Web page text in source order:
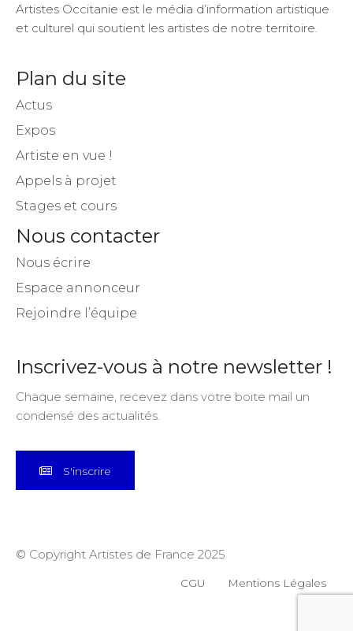
Artistes Occitanie est le média d’information artistique
et culturel qui soutient les artistes de notre territoire.
Plan du site
Actus
Expos
Artiste en vue !
Appels à projet
Stages et cours
Nous contacter
Nous écrire
Espace annonceur
Rejoindre l’équipe
Inscrivez-vous à notre newsletter !
Chaque semaine, recevez dans votre boite mail un
condensé des actualités.
S'inscrire
© Copyright Artistes de France 2025
CGU Mentions Légales